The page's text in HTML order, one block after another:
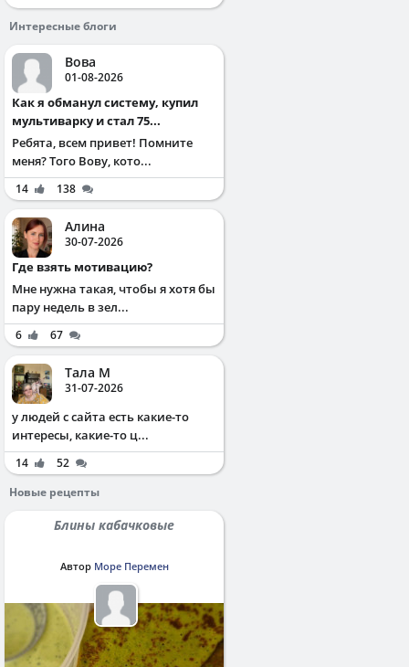
Интересные блоги
Вова
01-08-2026
Как я обманул систему, купил
мультиварку и стал 75...
Ребята, всем привет! Помните
меня? Того Вову, кото...
14 138
Алина
30-07-2026
Где взять мотивацию?
Мне нужна такая, чтобы я хотя бы
пару недель в зел...
6 67
Тала М
31-07-2026
у людей с сайта есть какие-то
интересы, какие-то ц...
14
52
Новые рецепты
Блины кабачковые
Автор Море Перемен